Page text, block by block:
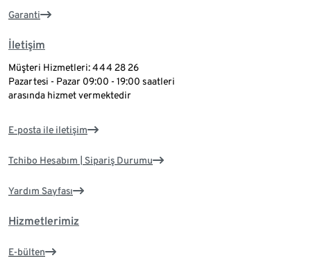
Garanti
İletişim
Müşteri Hizmetleri: 444 28 26
Pazartesi - Pazar 09:00 - 19:00 saatleri
arasında hizmet vermektedir
E-posta ile iletişim
Tchibo Hesabım | Sipariş Durumu
Yardım Sayfası
Hizmetlerimiz
E-bülten